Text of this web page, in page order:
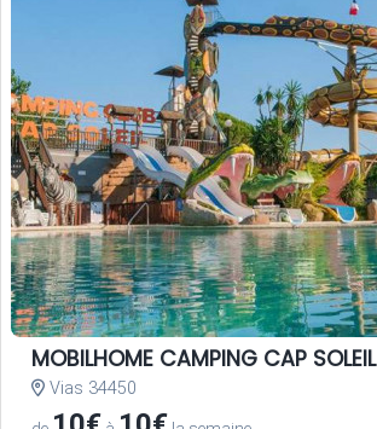
MOBILHOME CAMPING CAP SOLEIL
Vias 34450